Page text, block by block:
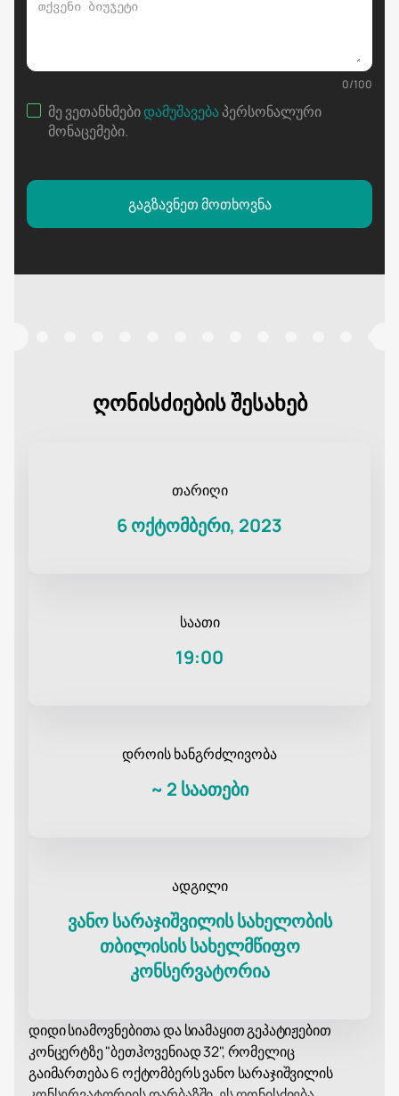
0/100
მე ვეთანხმებიდამუშავებაპერსონალური
მონაცემები.
გაგზავნეთ მოთხოვნა
ღონისძიების შესახებ
თარიღი
6 ოქტომბერი, 2023
საათი
19:00
დროის ხანგრძლივობა
~ 2 საათები
ადგილი
ვანო სარაჯიშვილის სახელობის
თბილისის სახელმწიფო
კონსერვატორია
დიდი სიამოვნებითა და სიამაყით გეპატიჟებით
კონცერტზე "ბეთჰოვენიად 32", რომელიც
გაიმართება 6 ოქტომბერს ვანო სარაჯიშვილის